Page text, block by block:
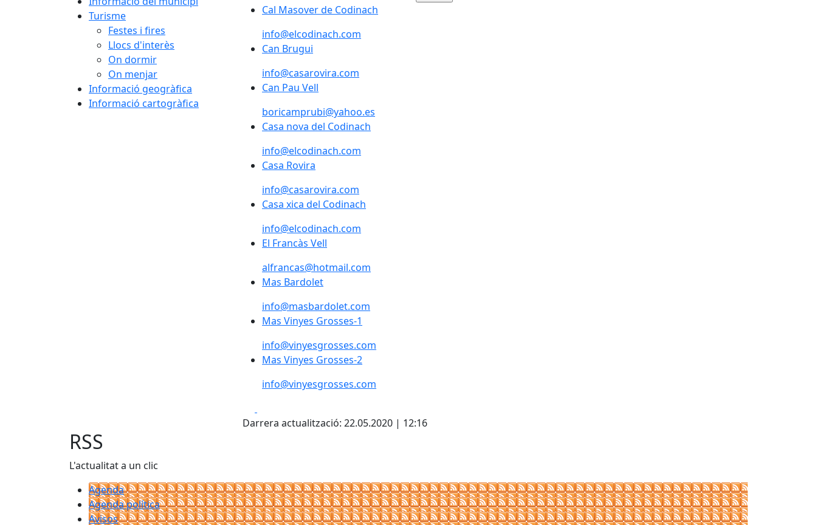
Turisme
Festes i fires
Llocs d'interès
On dormir
On menjar
Informació geogràfica
Informació cartogràfica
Cal Masover de Codinach
Cal Masover de Codinach
info@elcodinach.com
Can Brugui
Can Brugui
info@casarovira.com
Can Pau Vell
Can Pau Vell
boricamprubi@yahoo.es
Casa nova del Codinach
Casa nova del Codinach
info@elcodinach.com
Casa Rovira
Casa Rovira
info@casarovira.com
Casa xica del Codinach
Casa xica del Codinach
info@elcodinach.com
El Francàs Vell
El Francàs Vell
alfrancas@hotmail.com
Mas Bardolet
Mas Bardolet
info@masbardolet.com
Mas Vinyes Grosses-1
Mas Vinyes Grosses-1
info@vinyesgrosses.com
Mas Vinyes Grosses-2
Mas Vinyes Grosses-2
info@vinyesgrosses.com
Darrera actualització: 22.05.2020 | 12:16
RSS
L'actualitat a un clic
Agenda
Agenda política
Avisos